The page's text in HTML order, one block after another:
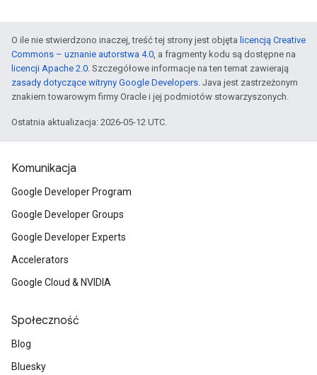
O ile nie stwierdzono inaczej, treść tej strony jest objęta licencją Creative
Commons – uznanie autorstwa 4.0, a fragmenty kodu są dostępne na
licencji Apache 2.0. Szczegółowe informacje na ten temat zawierają
zasady dotyczące witryny Google Developers. Java jest zastrzeżonym
znakiem towarowym firmy Oracle i jej podmiotów stowarzyszonych.
Ostatnia aktualizacja: 2026-05-12 UTC.
Komunikacja
Google Developer Program
Google Developer Groups
Google Developer Experts
Accelerators
Google Cloud & NVIDIA
Społeczność
Blog
Bluesky